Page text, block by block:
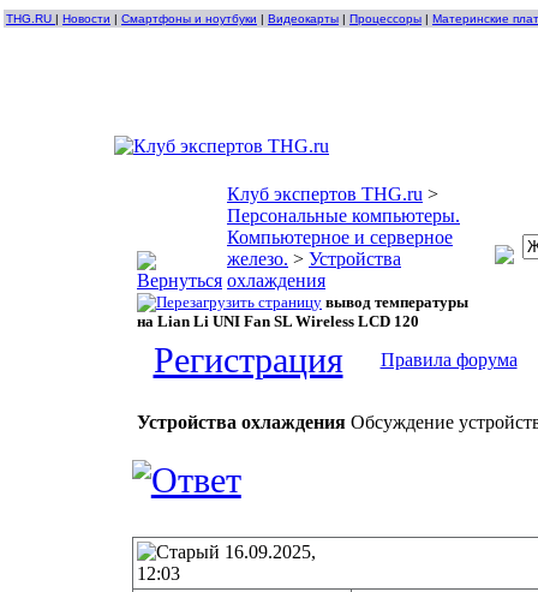
THG.RU | Новости | Смартфоны и ноутбуки | Видеокарты | Процессоры | Материнские
Клуб экспертов THG.ru >
Персональные компьютеры.
Компьютерное и серверное
железо. > Устройства
охлаждения
вывод температуры
на Lian Li UNI Fan SL Wireless LCD 120
Регистрация Правила форума
Устройства охлаждения Обсуждение
16.09.2025,
12:03